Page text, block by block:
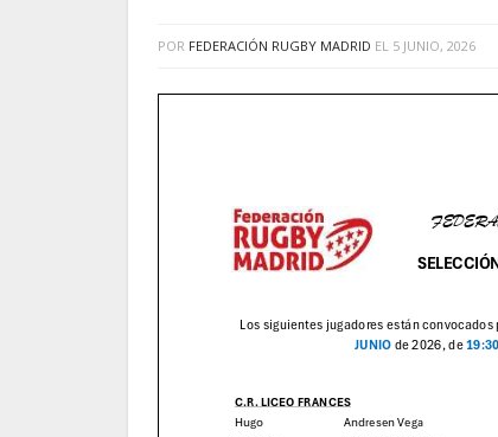
POR FEDERACIÓN RUGBY MADRID EL 5 JUNIO, 2026